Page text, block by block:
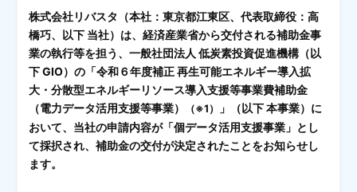
株式会社リバスタ（本社：東京都江東区、代表取締役：高
橋巧、以下 当社）は、経済産業省から交付される補助金事
業の執行等を担う、一般社団法人 低炭素投資促進機構（以
下 GIO）の「令和６年度補正 再生可能エネルギー導入拡
大・分散型エネルギーリソース導入支援等事業費補助金
（電力データ活用支援等事業）
（※1）
」（以下 本事業）に
おいて、当社の申請内容が「個データ活用支援事業」とし
て採択され、補助金の交付が決定されたことをお知らせし
ます。